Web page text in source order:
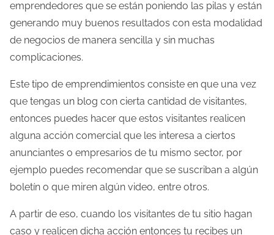
emprendedores que se están poniendo las pilas y están
generando muy buenos resultados con esta modalidad
de negocios de manera sencilla y sin muchas
complicaciones.
Este tipo de emprendimientos consiste en que una vez
que tengas un blog con cierta cantidad de visitantes,
entonces puedes hacer que estos visitantes realicen
alguna acción comercial que les interesa a ciertos
anunciantes o empresarios de tu mismo sector, por
ejemplo puedes recomendar que se suscriban a algún
boletín o que miren algún video, entre otros.
A partir de eso, cuando los visitantes de tu sitio hagan
caso y realicen dicha acción entonces tu recibes un